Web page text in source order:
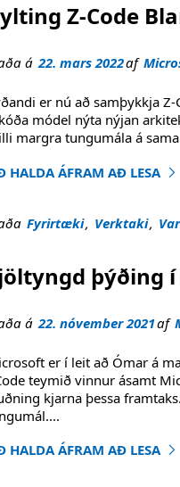
Z-Code
á 22. mars 2022af
er nú að samþykkja
módel nýta nýjan
margra tungumála á
HALDA ÁFRAM AÐ LESA
Z-Code Blanda af
Fyrirtæki, Verktaki,
þýðing
á 22. nóvember 2021af
er í leit að Ómar á
teymið vinnur ásamt
kjarna þessa
....
HALDA ÁFRAM AÐ LESA
þýðing í